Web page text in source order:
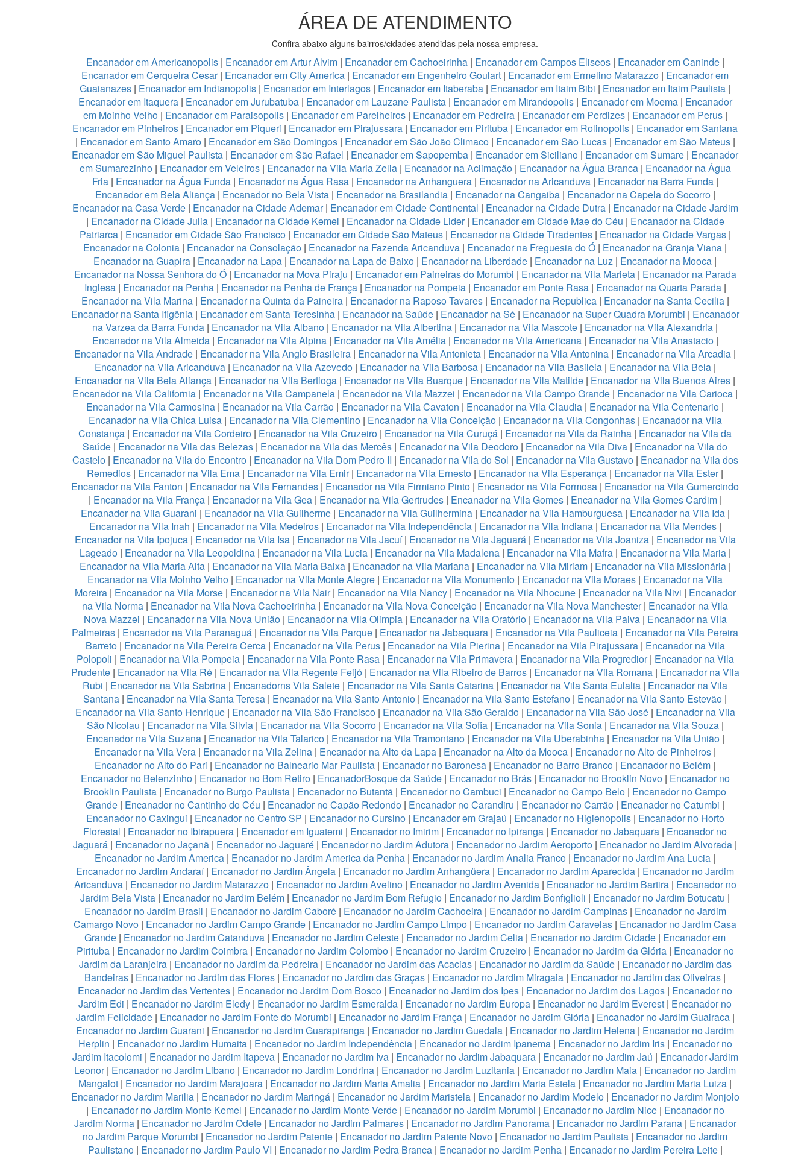
ÁREA DE ATENDIMENTO
Confira abaixo alguns bairros/cidades atendidas pela nossa empresa.
Encanador em Americanopolis | Encanador em Artur Alvim | Encanador em Cachoeirinha| Encanador em Campos Eliseos | Encanador em Caninde|
Encanador em Cerqueira Cesar| Encanador em City America | Encanador em Engenheiro Goulart | Encanador em Ermelino Matarazzo | Encanador em
Guaianazes | Encanador em Indianopolis | Encanador em Interlagos | Encanador em Itaberaba | Encanador em Itaim Bibi | Encanador em Itaim Paulista |
Encanador em Itaquera| Encanador em Jurubatuba| Encanador em Lauzane Paulista | Encanador em Mirandopolis| Encanador em Moema| Encanador
em Moinho Velho | Encanador em Paraisopolis| Encanador em Parelheiros| Encanador em Pedreira| Encanador em Perdizes| Encanador em Perus|
Encanador em Pinheiros | Encanador em Piqueri | Encanador em Pirajussara | Encanador em Pirituba | Encanador em Rolinopolis | Encanador em Santana
| Encanador em Santo Amaro| Encanador em São Domingos| Encanador em São João Climaco| Encanador em São Lucas| Encanador em São Mateus |
Encanador em São Miguel Paulista | Encanador em São Rafael | Encanador em Sapopemba | Encanador em Siciliano | Encanador em Sumare | Encanador
em Sumarezinho| Encanador em Veleiros| Encanador na Vila Maria Zelia| Encanador na Aclimação| Encanador na Água Branca| Encanador na Água
Fria| Encanador na Água Funda| Encanador na Água Rasa | Encanador na Anhanguera| Encanador na Aricanduva| Encanador na Barra Funda |
Encanador em Bela Aliança | Encanador no Bela Vista| Encanador na Brasilandia| Encanador na Cangaiba| Encanador na Capela do Socorro |
Encanador na Casa Verde| Encanador na Cidade Ademar| Encanador em Cidade Continental | Encanador na Cidade Dutra | Encanador na Cidade Jardim
| Encanador na Cidade Julia | Encanador na Cidade Kemel | Encanador na Cidade Lider| Encanador em Cidade Mae do Céu | Encanador na Cidade
Patriarca| Encanador em Cidade São Francisco | Encanador em Cidade São Mateus| Encanador na Cidade Tiradentes| Encanador na Cidade Vargas |
Encanador na Colonia | Encanador na Consolação | Encanador na Fazenda Aricanduva | Encanador na Freguesia do Ó | Encanador na Granja Viana |
Encanador na Guapira | Encanador na Lapa | Encanador na Lapa de Baixo | Encanador na Liberdade | Encanador na Luz | Encanador na Mooca |
Encanador na Nossa Senhora do Ó| Encanador na Mova Piraju | Encanador em Paineiras do Morumbi | Encanador na Vila Marieta| Encanador na Parada
Inglesa | Encanador na Penha| Encanador na Penha de França | Encanador na Pompeia| Encanador em Ponte Rasa| Encanador na Quarta Parada|
Encanador na Vila Marina| Encanador na Quinta da Paineira| Encanador na Raposo Tavares| Encanador na Republica| Encanador na Santa Cecilia|
Encanador na Santa Ifigênia | Encanador em Santa Teresinha| Encanador na Saúde| Encanador na Sé| Encanador na Super Quadra Morumbi | Encanador
na Varzea da Barra Funda | Encanador na Vila Albano | Encanador na Vila Albertina | Encanador na Vila Mascote | Encanador na Vila Alexandria |
Encanador na Vila Almeida | Encanador na Vila Alpina | Encanador na Vila Amélia | Encanador na Vila Americana| Encanador na Vila Anastacio|
Encanador na Vila Andrade | Encanador na Vila Anglo Brasileira | Encanador na Vila Antonieta | Encanador na Vila Antonina | Encanador na Vila Arcadia |
Encanador na Vila Aricanduva| Encanador na Vila Azevedo| Encanador na Vila Barbosa| Encanador na Vila Basileia| Encanador na Vila Bela|
Encanador na Vila Bela Aliança | Encanador na Vila Bertioga | Encanador na Vila Buarque | Encanador na Vila Matilde | Encanador na Vila Buenos Aires |
Encanador na Vila California | Encanador na Vila Campanela | Encanador na Vila Mazzei | Encanador na Vila Campo Grande | Encanador na Vila Carioca |
Encanador na Vila Carmosina | Encanador na Vila Carrão | Encanador na Vila Cavaton | Encanador na Vila Claudia | Encanador na Vila Centenario |
Encanador na Vila Chica Luisa | Encanador na Vila Clementino| Encanador na Vila Conceição| Encanador na Vila Congonhas| Encanador na Vila
Constança | Encanador na Vila Cordeiro | Encanador na Vila Cruzeiro | Encanador na Vila Curuçá | Encanador na Vila da Rainha | Encanador na Vila da
Saúde | Encanador na Vila das Belezas | Encanador na Vila das Mercês | Encanador na Vila Deodoro | Encanador na Vila Diva | Encanador na Vila do
Castelo| Encanador na Vila do Encontro| Encanador na Vila Dom Pedro II | Encanador na Vila do Sol | Encanador na Vila Gustavo| Encanador na Vila dos
Remedios | Encanador na Vila Ema | Encanador na Vila Emir| Encanador na Vila Ernesto | Encanador na Vila Esperança | Encanador na Vila Ester|
Encanador na Vila Fanton | Encanador na Vila Fernandes | Encanador na Vila Firmiano Pinto | Encanador na Vila Formosa | Encanador na Vila Gumercindo
| Encanador na Vila França| Encanador na Vila Gea| Encanador na Vila Gertrudes| Encanador na Vila Gomes| Encanador na Vila Gomes Cardim|
Encanador na Vila Guarani | Encanador na Vila Guilherme| Encanador na Vila Guilhermina| Encanador na Vila Hamburguesa| Encanador na Vila Ida|
Encanador na Vila Inah | Encanador na Vila Medeiros| Encanador na Vila Independência| Encanador na Vila Indiana| Encanador na Vila Mendes|
Encanador na Vila Ipojuca| Encanador na Vila Isa| Encanador na Vila Jacuí| Encanador na Vila Jaguará| Encanador na Vila Joaniza| Encanador na Vila
Lageado| Encanador na Vila Leopoldina| Encanador na Vila Lucia| Encanador na Vila Madalena| Encanador na Vila Mafra | Encanador na Vila Maria|
Encanador na Vila Maria Alta| Encanador na Vila Maria Baixa| Encanador na Vila Mariana| Encanador na Vila Miriam| Encanador na Vila Missionária|
Encanador na Vila Moinho Velho | Encanador na Vila Monte Alegre | Encanador na Vila Monumento | Encanador na Vila Moraes | Encanador na Vila
Moreira| Encanador na Vila Morse| Encanador na Vila Nair| Encanador na Vila Nancy| Encanador na Vila Nhocune| Encanador na Vila Nivi | Encanador
na Vila Norma | Encanador na Vila Nova Cachoeirinha | Encanador na Vila Nova Conceição | Encanador na Vila Nova Manchester| Encanador na Vila
Nova Mazzei | Encanador na Vila Nova União| Encanador na Vila Olimpia| Encanador na Vila Oratório| Encanador na Vila Paiva| Encanador na Vila
Palmeiras | Encanador na Vila Paranaguá | Encanador na Vila Parque | Encanador na Jabaquara | Encanador na Vila Pauliceia | Encanador na Vila Pereira
Barreto| Encanador na Vila Pereira Cerca| Encanador na Vila Perus| Encanador na Vila Pierina| Encanador na Vila Pirajussara| Encanador na Vila
Polopoli | Encanador na Vila Pompeia| Encanador na Vila Ponte Rasa| Encanador na Vila Primavera| Encanador na Vila Progredior| Encanador na Vila
Prudente| Encanador na Vila Ré| Encanador na Vila Regente Feijó| Encanador na Vila Ribeiro de Barros| Encanador na Vila Romana| Encanador na Vila
Rubi | Encanador na Vila Sabrina | Encanadorns Vila Salete | Encanador na Vila Santa Catarina | Encanador na Vila Santa Eulalia | Encanador na Vila
Santana | Encanador na Vila Santa Teresa | Encanador na Vila Santo Antonio | Encanador na Vila Santo Estefano | Encanador na Vila Santo Estevão |
Encanador na Vila Santo Henrique| Encanador na Vila São Francisco| Encanador na Vila São Geraldo| Encanador na Vila São José| Encanador na Vila
São Nicolau | Encanador na Vila Silvia| Encanador na Vila Socorro| Encanador na Vila Sofia| Encanador na Vila Sonia| Encanador na Vila Souza|
Encanador na Vila Suzana| Encanador na Vila Talarico| Encanador na Vila Tramontano| Encanador na Vila Uberabinha| Encanador na Vila União|
Encanador na Vila Vera | Encanador na Vila Zelina | Encanador na Alto da Lapa | Encanador na Alto da Mooca | Encanador no Alto de Pinheiros |
Encanador no Alto do Pari | Encanador no Balneario Mar Paulista | Encanador no Baronesa | Encanador no Barro Branco | Encanador no Belém |
Encanador no Belenzinho| Encanador no Bom Retiro| EncanadorBosque da Saúde| Encanador no Brás| Encanador no Brooklin Novo| Encanador no
Brooklin Paulista | Encanador no Burgo Paulista | Encanador no Butantã | Encanador no Cambuci | Encanador no Campo Belo | Encanador no Campo
Grande | Encanador no Cantinho do Céu | Encanador no Capão Redondo | Encanador no Carandiru | Encanador no Carrão | Encanador no Catumbi |
Encanador no Caxingui | Encanador no Centro SP | Encanador no Cursino| Encanador em Grajaú | Encanador no Higienopolis| Encanador no Horto
Florestal | Encanador no Ibirapuera | Encanador em Iguatemi | Encanador no Imirim | Encanador no Ipiranga | Encanador no Jabaquara | Encanador no
Jaguará | Encanador no Jaçanã | Encanador no Jaguaré | Encanador no Jardim Adutora | Encanador no Jardim Aeroporto | Encanador no Jardim Alvorada |
Encanador no Jardim America | Encanador no Jardim America da Penha | Encanador no Jardim Analia Franco | Encanador no Jardim Ana Lucia |
Encanador no Jardim Andaraí| Encanador no Jardim Ângela | Encanador no Jardim Anhangüera | Encanador no Jardim Aparecida | Encanador no Jardim
Aricanduva| Encanador no Jardim Matarazzo| Encanador no Jardim Avelino| Encanador no Jardim Avenida| Encanador no Jardim Bartira| Encanador no
Jardim Bela Vista | Encanador no Jardim Belém | Encanador no Jardim Bom Refugio | Encanador no Jardim Bonfiglioli | Encanador no Jardim Botucatu |
Encanador no Jardim Brasil | Encanador no Jardim Caboré| Encanador no Jardim Cachoeira| Encanador no Jardim Campinas| Encanador no Jardim
Camargo Novo | Encanador no Jardim Campo Grande | Encanador no Jardim Campo Limpo | Encanador no Jardim Caravelas | Encanador no Jardim Casa
Grande | Encanador no Jardim Catanduva | Encanador no Jardim Celeste | Encanador no Jardim Celia | Encanador no Jardim Cidade | Encanador em
Pirituba| Encanador no Jardim Coimbra| Encanador no Jardim Colombo| Encanador no Jardim Cruzeiro| Encanador no Jardim da Glória| Encanador no
Jardim da Laranjeira| Encanador no Jardim da Pedreira| Encanador no Jardim das Acacias| Encanador no Jardim da Saúde| Encanador no Jardim das
Bandeiras | Encanador no Jardim das Flores | Encanador no Jardim das Graças | Encanador no Jardim Miragaia | Encanador no Jardim das Oliveiras |
Encanador no Jardim das Vertentes | Encanador no Jardim Dom Bosco | Encanador no Jardim dos Ipes | Encanador no Jardim dos Lagos | Encanador no
Jardim Edi | Encanador no Jardim Eledy | Encanador no Jardim Esmeralda | Encanador no Jardim Europa | Encanador no Jardim Everest | Encanador no
Jardim Felicidade| Encanador no Jardim Fonte do Morumbi | Encanador no Jardim França| Encanador no Jardim Glória| Encanador no Jardim Guairaca|
Encanador no Jardim Guarani | Encanador no Jardim Guarapiranga | Encanador no Jardim Guedala | Encanador no Jardim Helena | Encanador no Jardim
Herplin | Encanador no Jardim Humaita| Encanador no Jardim Independência| Encanador no Jardim Ipanema| Encanador no Jardim Iris| Encanador no
Jardim Itacolomi | Encanador no Jardim Itapeva| Encanador no Jardim Iva| Encanador no Jardim Jabaquara| Encanador no Jardim Jaú | Encanador Jardim
Leonor| Encanador no Jardim Libano | Encanador no Jardim Londrina | Encanador no Jardim Luzitania | Encanador no Jardim Maia | Encanador no Jardim
Mangalot | Encanador no Jardim Marajoara | Encanador no Jardim Maria Amalia | Encanador no Jardim Maria Estela | Encanador no Jardim Maria Luiza |
Encanador no Jardim Marilia| Encanador no Jardim Maringá| Encanador no Jardim Maristela| Encanador no Jardim Modelo| Encanador no Jardim Monjolo
| Encanador no Jardim Monte Kemel | Encanador no Jardim Monte Verde| Encanador no Jardim Morumbi | Encanador no Jardim Nice| Encanador no
Jardim Norma| Encanador no Jardim Odete| Encanador no Jardim Palmares| Encanador no Jardim Panorama| Encanador no Jardim Parana| Encanador
no Jardim Parque Morumbi | Encanador no Jardim Patente | Encanador no Jardim Patente Novo | Encanador no Jardim Paulista | Encanador no Jardim
Paulistano| Encanador no Jardim Paulo VI | Encanador no Jardim Pedra Branca| Encanador no Jardim Penha| Encanador no Jardim Pereira Leite|